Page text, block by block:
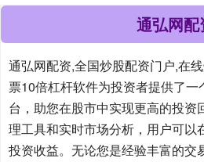
通弘网配
通弘网配资,全国炒股配资门户,在
票10倍杠杆软件为投资者提供了
台，助您在股市中实现更高的投资
理工具和实时市场分析，用户可以
投资收益。无论您是经验丰富的交